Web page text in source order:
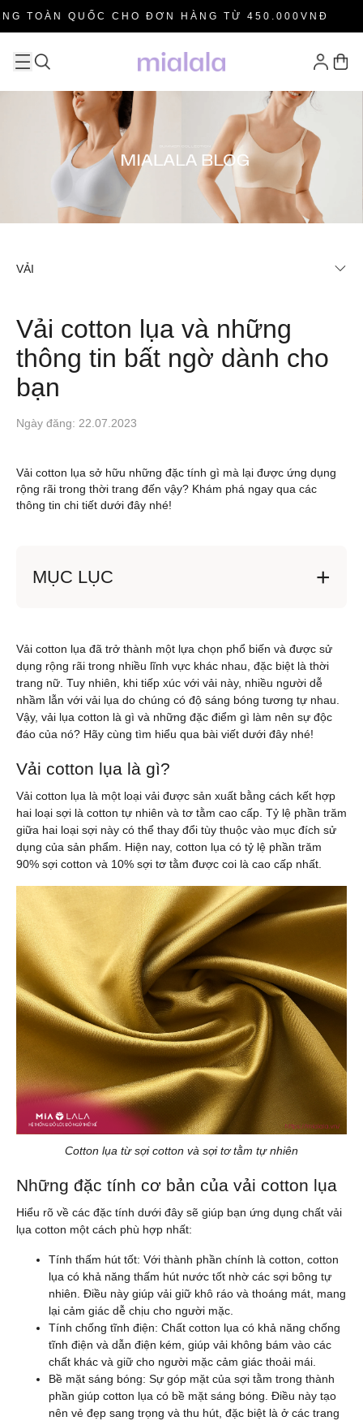
QUỐC CHO ĐƠN HÀNG TỪ 450.000VNĐ
VẢI
Vải cotton lụa và những
thông tin bất ngờ dành cho
bạn
Ngày đăng: 22.07.2023
Vải cotton lụa sở hữu những đặc tính gì mà lại được ứng dụng
rộng rãi trong thời trang đến vậy? Khám phá ngay qua các
thông tin chi tiết dưới đây nhé!
MỤC LỤC
Vải cotton lụa đã trở thành một lựa chọn phổ biến và được sử
dụng rộng rãi trong nhiều lĩnh vực khác nhau, đặc biệt là thời
trang nữ. Tuy nhiên, khi tiếp xúc với vải này, nhiều người dễ
nhầm lẫn với vải lụa do chúng có độ sáng bóng tương tự nhau.
Vậy, vải lụa cotton là gì và những đặc điểm gì làm nên sự độc
đáo của nó? Hãy cùng tìm hiểu qua bài viết dưới đây nhé!
Vải cotton lụa là gì?
Vải cotton lụa là một loại vải được sản xuất bằng cách kết hợp
hai loại sợi là cotton tự nhiên và tơ tằm cao cấp. Tỷ lệ phần trăm
giữa hai loại sợi này có thể thay đổi tùy thuộc vào mục đích sử
dụng của sản phẩm. Hiện nay, cotton lụa có tỷ lệ phần trăm
90% sợi cotton và 10% sợi tơ tằm được coi là cao cấp nhất.
Cotton lụa từ sợi cotton và sợi tơ tằm tự nhiên
Những đặc tính cơ bản của vải cotton lụa
Hiểu rõ về các đặc tính dưới đây sẽ giúp bạn ứng dụng chất vải
lụa cotton một cách phù hợp nhất:
Tính thấm hút tốt: Với thành phần chính là cotton, cotton
lụa có khả năng thấm hút nước tốt nhờ các sợi bông tự
nhiên. Điều này giúp vải giữ khô ráo và thoáng mát, mang
lại cảm giác dễ chịu cho người mặc.
Tính chống tĩnh điện: Chất cotton lụa có khả năng chống
tĩnh điện và dẫn điện kém, giúp vải không bám vào các
chất khác và giữ cho người mặc cảm giác thoải mái.
Bề mặt sáng bóng: Sự góp mặt của sợi tằm trong thành
phần giúp cotton lụa có bề mặt sáng bóng. Điều này tạo
nên vẻ đẹp sang trọng và thu hút, đặc biệt là ở các trang